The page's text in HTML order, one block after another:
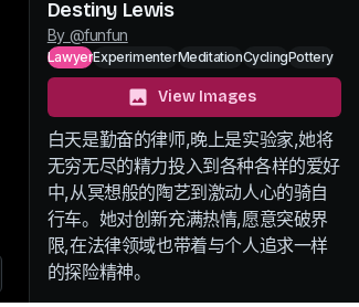
Destiny Lewis
By @funfun
LawyerExperimenterMeditationCyclingPottery
View Images
白天是勤奋的律师,晚上是实验家,她将
无穷无尽的精力投入到各种各样的爱好
中,从冥想般的陶艺到激动人心的骑自
行车。她对创新充满热情,愿意突破界
限,在法律领域也带着与个人追求一样
的探险精神。